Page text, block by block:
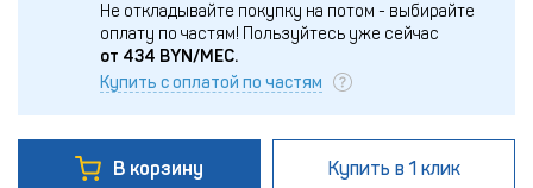
Не откладывайте покупку на потом - выбирайте
оплату по частям! Пользуйтесь уже сейчас
от 434 BYN/МЕС.
Купить с оплатой по частям
В корзину Купить в 1 клик